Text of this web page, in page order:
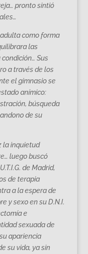
pronto sintió
como forma
las
Sus
a través de los
el gimnasio se
anímico:
búsqueda
de su
la inquietud
luego buscó
de Madrid,
de terapia
a la espera de
y sexo en su D.N.I.
e
sexuada de
apariencia
su vida, ya sin